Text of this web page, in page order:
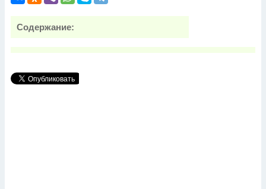
Содержание: